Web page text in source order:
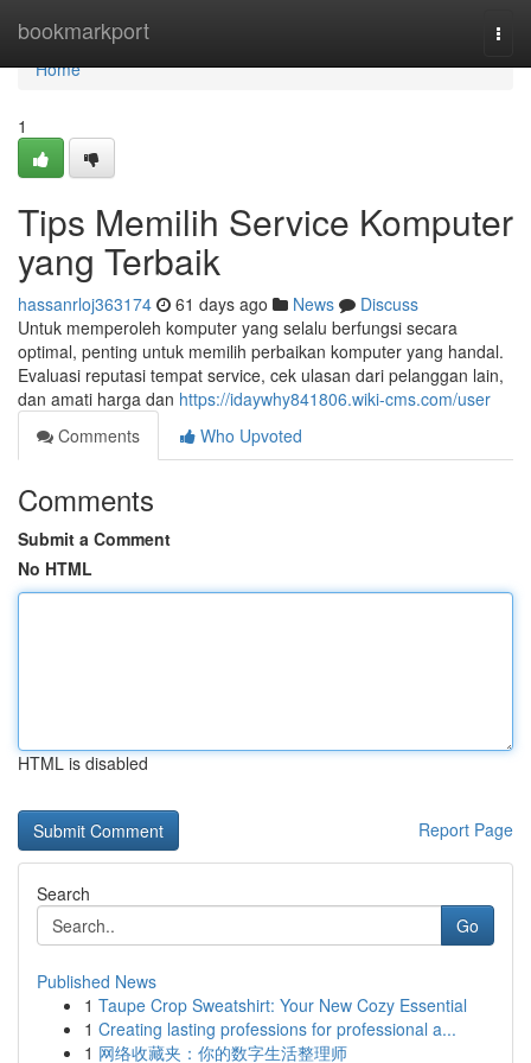
bookmarkport
Home
Home
1
Tips Memilih Service Komputer
yang Terbaik
hassanrloj363174 61 days ago News
Discuss
Untuk memperoleh komputer yang selalu berfungsi secara
optimal, penting untuk memilih perbaikan komputer yang handal.
Evaluasi reputasi tempat service, cek ulasan dari pelanggan lain,
dan amati harga dan https://idaywhy841806.wiki-cms.com/user
Comments
Who Upvoted
Comments
Submit a Comment
No HTML
HTML is disabled
Report Page
Search
Go
Published News
1 Taupe Crop Sweatshirt: Your New Cozy Essential
1 Creating lasting professions for professional a...
1 网络收藏夹：你的数字生活整理师